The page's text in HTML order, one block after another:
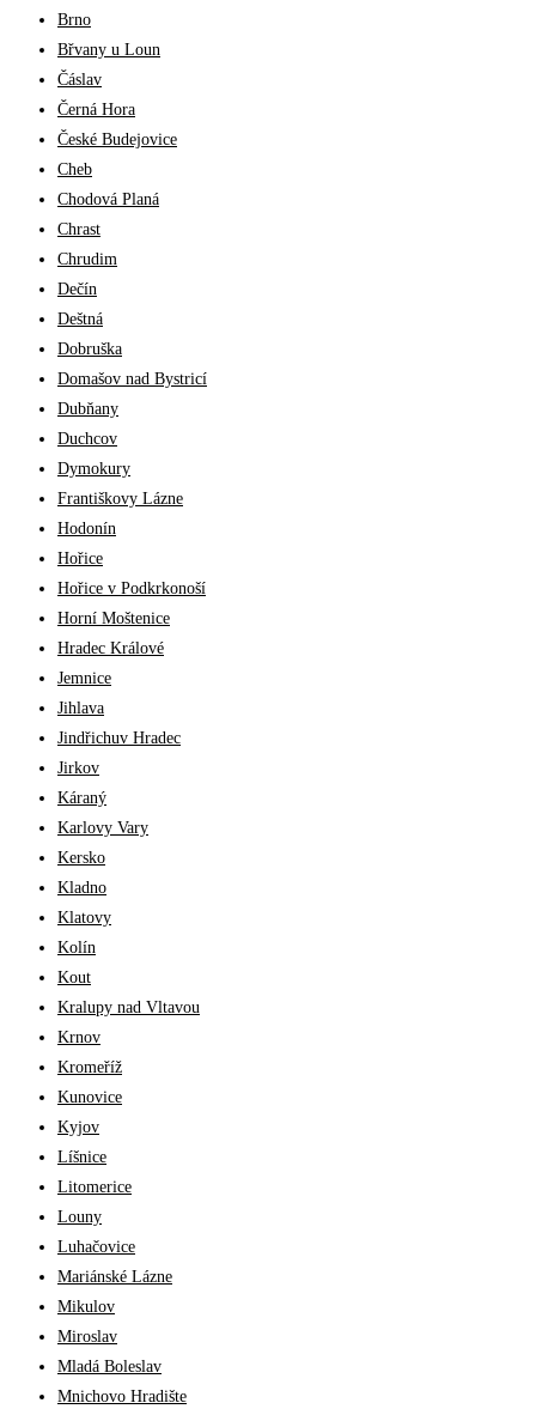
Brno
Břvany u Loun
Čáslav
Černá Hora
České Budejovice
Cheb
Chodová Planá
Chrast
Chrudim
Dečín
Deštná
Dobruška
Domašov nad Bystricí
Dubňany
Duchcov
Dymokury
Františkovy Lázne
Hodonín
Hořice
Hořice v Podkrkonoší
Horní Moštenice
Hradec Králové
Jemnice
Jihlava
Jindřichuv Hradec
Jirkov
Káraný
Karlovy Vary
Kersko
Kladno
Klatovy
Kolín
Kout
Kralupy nad Vltavou
Krnov
Kromeříž
Kunovice
Kyjov
Líšnice
Litomerice
Louny
Luhačovice
Mariánské Lázne
Mikulov
Miroslav
Mladá Boleslav
Mnichovo Hradište